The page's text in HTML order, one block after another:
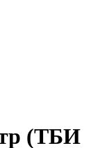
(ТБИ